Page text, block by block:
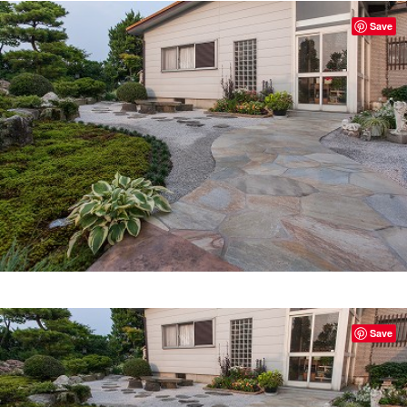
Save
Save